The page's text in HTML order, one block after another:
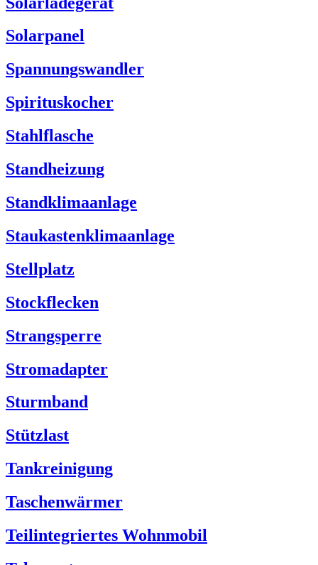
Solarpanel
Spannungswandler
Spirituskocher
Stahlflasche
Standheizung
Standklimaanlage
Staukastenklimaanlage
Stellplatz
Stockflecken
Strangsperre
Stromadapter
Sturmband
Stützlast
Tankreinigung
Taschenwärmer
Teilintegriertes Wohnmobil